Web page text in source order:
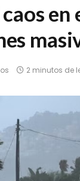
en
2 minutos de